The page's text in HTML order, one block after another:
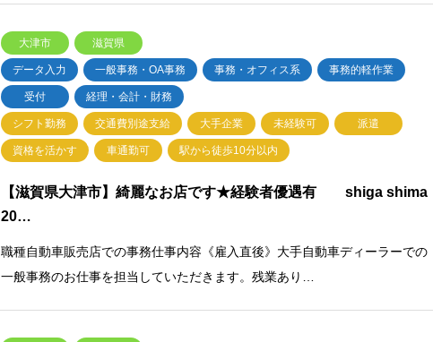
大津市 滋賀県
データ入力 一般事務・OA事務 事務・オフィス系 事務的軽作業
受付 経理・会計・財務
シフト勤務 交通費別途支給 大手企業 未経験可 派遣
資格を活かす 車通勤可 駅から徒歩10分以内
【滋賀県大津市】綺麗なお店です★経験者優遇有 shiga shima
20…
職種自動車販売店での事務仕事内容《雇入直後》大手自動車ディーラーでの
一般事務のお仕事を担当していただきます。残業あり…